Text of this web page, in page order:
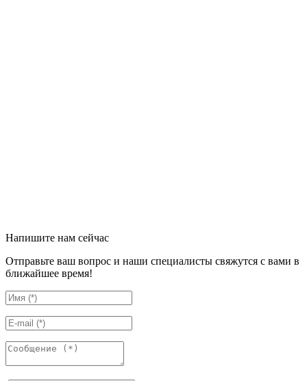
Напишите нам сейчас
Отправьте ваш вопрос и наши специалисты свяжутся с вами в
ближайшее время!